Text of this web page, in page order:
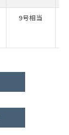
9号相当